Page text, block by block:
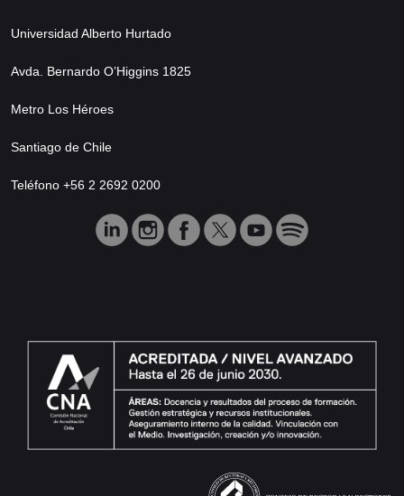
Universidad Alberto Hurtado
Avda. Bernardo O’Higgins 1825
Metro Los Héroes
Santiago de Chile
Teléfono +56 2 2692 0200